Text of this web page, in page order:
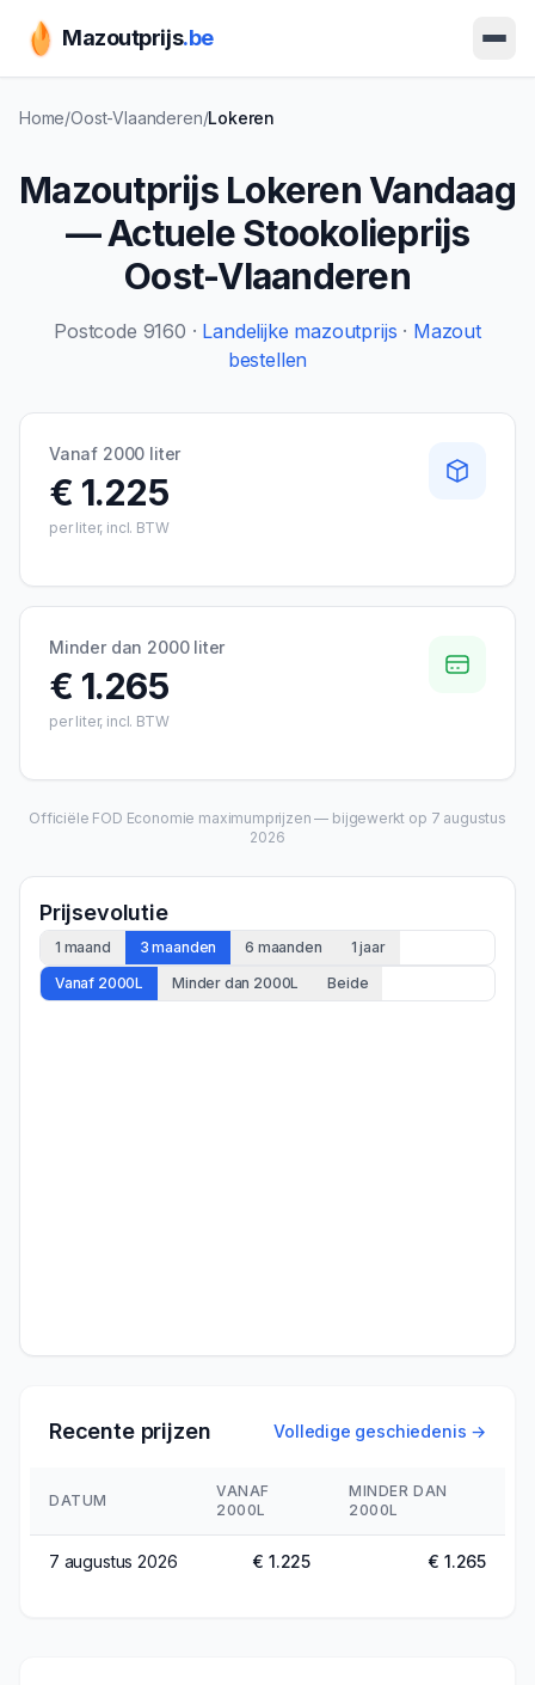
Mazoutprijs.be
Home/Oost-Vlaanderen/Lokeren
Mazoutprijs LokerenVandaag
— Actuele Stookolieprijs
Oost-Vlaanderen
Postcode 9160 · Landelijke mazoutprijs · Mazout
bestellen
Vanaf 2000 liter
€ 1.225
per liter, incl. BTW
Minder dan 2000 liter
€ 1.265
per liter, incl. BTW
Officiële FOD Economie maximumprijzen — bijgewerkt op 7 augustus
2026
Prijsevolutie
1 maand 3 maanden 6 maanden
1 jaar
Vanaf 2000L
Minder dan 2000L Beide
Recente prijzen Volledige geschiedenis →
DATUM
VANAF
2000L
MINDER DAN
2000L
7 augustus 2026 € 1.225 € 1.265